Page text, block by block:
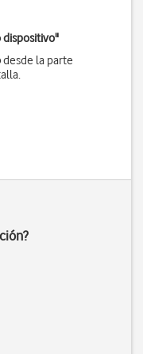
dispositivo"
desde la parte